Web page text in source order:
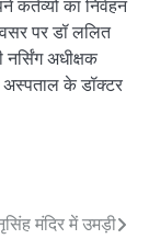
का निर्वहन
पर डॉ ललित
नर्सिंग अधीक्षक
अस्पताल के डॉक्टर
मंदिर में उमड़ी